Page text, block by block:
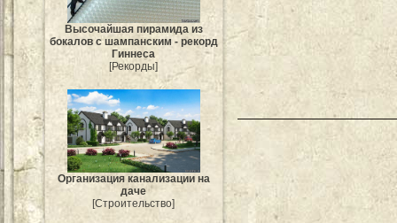
Высочайшая пирамида из
бокалов с шампанским - рекорд
Гиннеса
[Рекорды]
Организация канализации на
даче
[Строительство]